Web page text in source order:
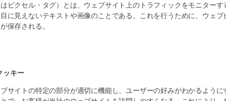
ピクセル・タグ）とは、ウェブサイト上のトラフィックをモニター
に見えないテキストや画像のことである。これを行うために、ウェ
保存される。
ッキー
サイトの特定の部分が適切に機能し、ユーザーの好みがわかるよう